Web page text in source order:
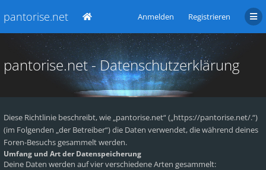
pantorise.net Anmelden Registrieren
pantorise.net - Datenschutzerklärung
Diese Richtlinie beschreibt, wie „pantorise.net“ („https://pantorise.net/.“)
(im Folgenden „der Betreiber“) die Daten verwendet, die während deines
Foren-Besuchs gesammelt werden.
Umfang und Art der Datenspeicherung
Deine Daten werden auf vier verschiedene Arten gesammelt: